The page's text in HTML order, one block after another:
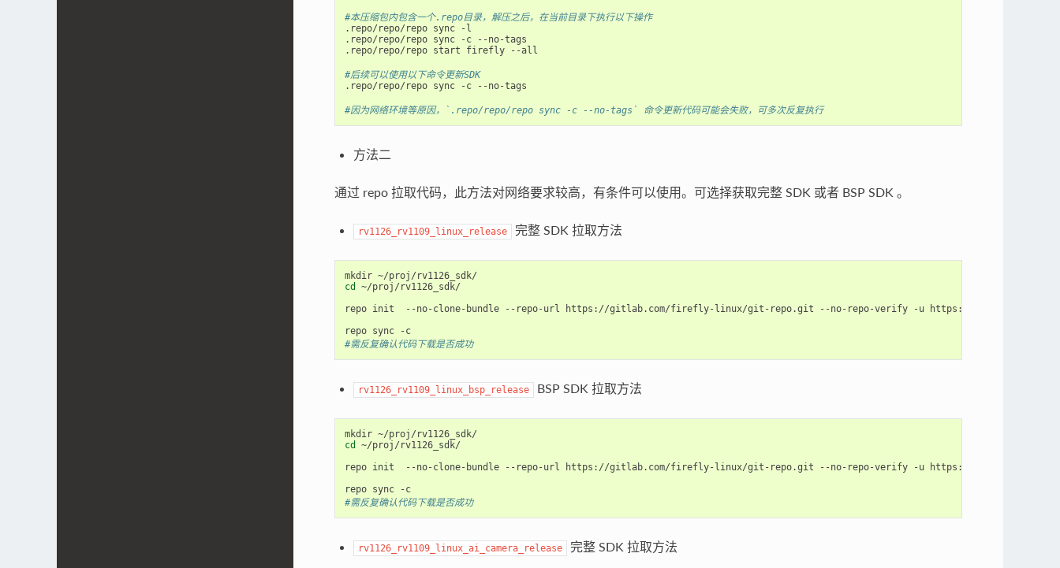
#本压缩包内包含一个.repo目录，解压之后，在当前目录下执行以下操作
.repo/repo/repo sync -l
.repo/repo/repo sync -c --no-tags
.repo/repo/repo start firefly --all
#后续可以使用以下命令更新SDK
.repo/repo/repo sync -c --no-tags
#因为网络环境等原因，`.repo/repo/repo sync -c --no-tags` 命令更新代码可能会失败，可多次反复执行
方法二
通过 repo 拉取代码，此方法对网络要求较高，有条件可以使用。可选择获取完整 SDK 或者 BSP SDK 。
rv1126_rv1109_linux_release 完整 SDK 拉取方法
cd
~/proj/rv1126_sdk/
repo init  --no-clone-bundle --repo-url https://gitlab.com/firefly-linux/git-repo.git --no-repo-verify -u https://gitlab.com/firefly-
repo sync -c
#需反复确认代码下载是否成功
rv1126_rv1109_linux_bsp_release BSP SDK 拉取方法
cd
~/proj/rv1126_sdk/
repo init  --no-clone-bundle --repo-url https://gitlab.com/firefly-linux/git-repo.git --no-repo-verify -u https://gitlab.com/firefly-
repo sync -c
#需反复确认代码下载是否成功
rv1126_rv1109_linux_ai_camera_release 完整 SDK 拉取方法